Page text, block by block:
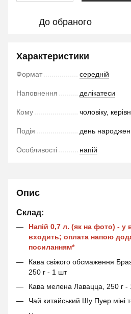
До обраного
Характеристики
Формат середній
Наповнення делікатеси
Кому чоловіку,
Подія день
Особливості напій
Опис
Склад:
Напій 0,7 л. (як на фото) - у
входить; оплата напою
посиланням*
Кава свіжого обсмаження
250 г - 1 шт
Кава мелена Лавацца, 250 г -
Чай китайський Шу Пуер міні